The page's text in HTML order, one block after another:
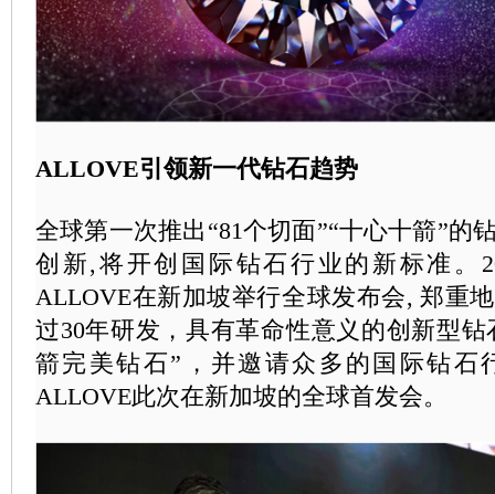
ALLOVE引领新一代钻石趋势
全球第一次推出“81个切面”“十心十箭”的
创新,将开创国际钻石行业的新标准。
ALLOVE在新加坡举行全球发布会, 郑重
过30年研发，具有革命性意义的创新型钻
箭完美钻石”，并邀请众多的国际钻石
ALLOVE此次在新加坡的全球首发会。